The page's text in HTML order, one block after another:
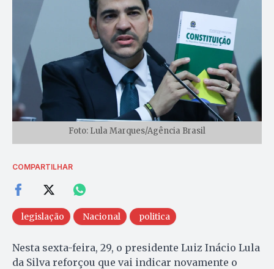
Foto: Lula Marques/Agência Brasil
COMPARTILHAR
legislação Nacional politica
Nesta sexta-feira, 29, o presidente Luiz Inácio Lula
da Silva reforçou que vai indicar novamente o